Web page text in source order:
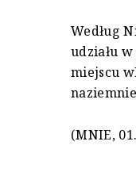
Według
udziału
miejscu
(MNIE,